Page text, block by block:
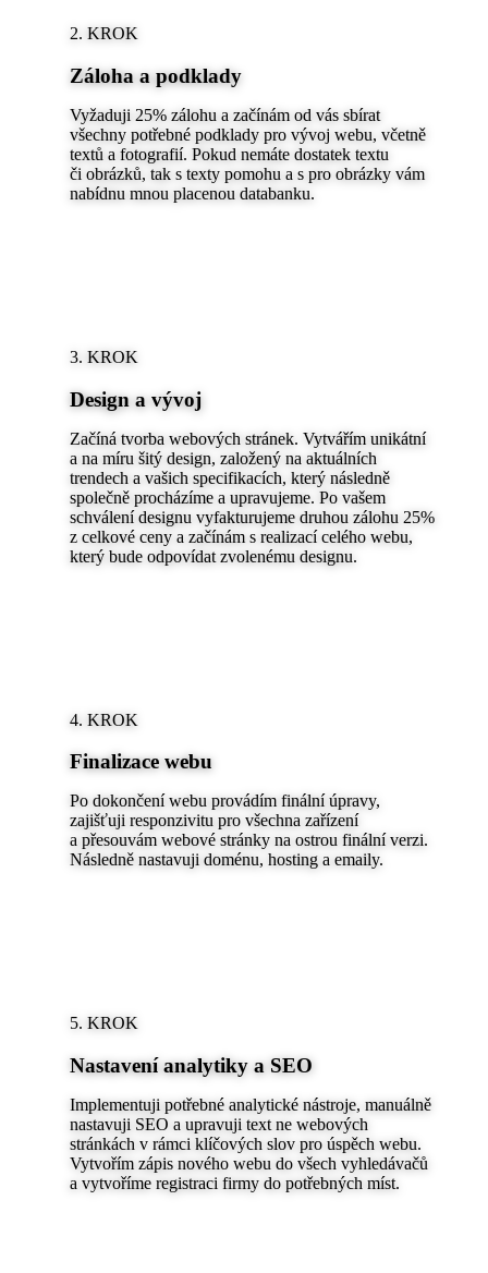
2. KROK
Záloha a podklady
Vyžaduji 25% zálohu a začínám od vás sbírat
všechny potřebné podklady pro vývoj webu, včetně
textů a fotografií. Pokud nemáte dostatek textu
či obrázků, tak s texty pomohu a s pro obrázky vám
nabídnu mnou placenou databanku.
3. KROK
Design a vývoj
Začíná tvorba webových stránek. Vytvářím unikátní
a na míru šitý design, založený na aktuálních
trendech a vašich specifikacích, který následně
společně procházíme a upravujeme. Po vašem
schválení designu vyfakturujeme druhou zálohu 25%
z celkové ceny a začínám s realizací celého webu,
který bude odpovídat zvolenému designu.
4. KROK
Finalizace webu
Po dokončení webu provádím finální úpravy,
zajišťuji responzivitu pro všechna zařízení
a přesouvám webové stránky na ostrou finální verzi.
Následně nastavuji doménu, hosting a emaily.
5. KROK
Nastavení analytiky a SEO
Implementuji potřebné analytické nástroje, manuálně
nastavuji SEO a upravuji text ne webových
stránkách v rámci klíčových slov pro úspěch webu.
Vytvořím zápis nového webu do všech vyhledávačů
a vytvoříme registraci firmy do potřebných míst.